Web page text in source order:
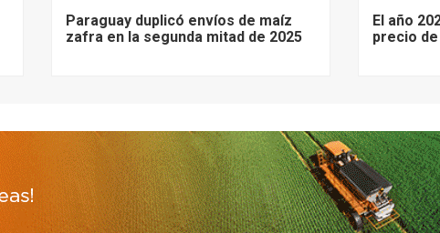
Paraguay duplicó envíos de maíz
zafra en la segunda mitad de 2025
El año
precio